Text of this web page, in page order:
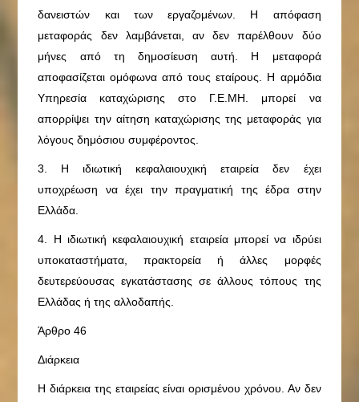
δανειστών και των εργαζομένων. Η απόφαση
μεταφοράς δεν λαμβάνεται, αν δεν παρέλθουν δύο
μήνες από τη δημοσίευση αυτή. Η μεταφορά
αποφασίζεται ομόφωνα από τους εταίρους. Η αρμόδια
Υπηρεσία καταχώρισης στο Γ.Ε.ΜΗ. μπορεί να
απορρίψει την αίτηση καταχώρισης της μεταφοράς για
λόγους δημόσιου συμφέροντος.
3. Η ιδιωτική κεφαλαιουχική εταιρεία δεν έχει
υποχρέωση να έχει την πραγματική της έδρα στην
Ελλάδα.
4. Η ιδιωτική κεφαλαιουχική εταιρεία μπορεί να ιδρύει
υποκαταστήματα, πρακτορεία ή άλλες μορφές
δευτερεύουσας εγκατάστασης σε άλλους τόπους της
Ελλάδας ή της αλλοδαπής.
Άρθρο 46
Διάρκεια
Η διάρκεια της εταιρείας είναι ορισμένου χρόνου. Αν δεν